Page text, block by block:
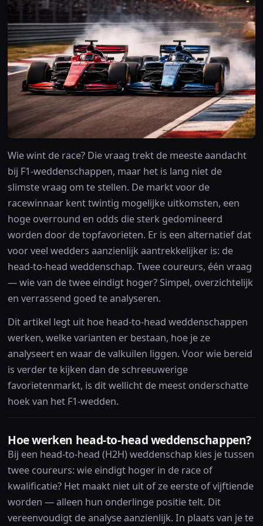
Wie wint de race? Die vraag trekt de meeste aandacht
bij F1-weddenschappen, maar het is lang niet de
slimste vraag om te stellen. De markt voor de
racewinnaar kent twintig mogelijke uitkomsten, een
hoge overround en odds die sterk gedomineerd
worden door de topfavorieten. Er is een alternatief dat
voor veel wedders aanzienlijk aantrekkelijker is: de
head-to-head weddenschap. Twee coureurs, één vraag
— wie van de twee eindigt hoger? Simpel, overzichtelijk
en verrassend goed te analyseren.
Dit artikel legt uit hoe head-to-head weddenschappen
werken, welke varianten er bestaan, hoe je ze
analyseert en waar de valkuilen liggen. Voor wie bereid
is verder te kijken dan de schreeuwerige
favorietenmarkt, is dit wellicht de meest onderschatte
hoek van het F1-wedden.
Hoe werken head-to-head weddenschappen?
Bij een head-to-head (H2H) weddenschap kies je tussen
twee coureurs: wie eindigt hoger in de race of
kwalificatie? Het maakt niet uit of ze eerste of vijftiende
worden — alleen hun onderlinge positie telt. Dit
vereenvoudigt de analyse aanzienlijk. In plaats van je te